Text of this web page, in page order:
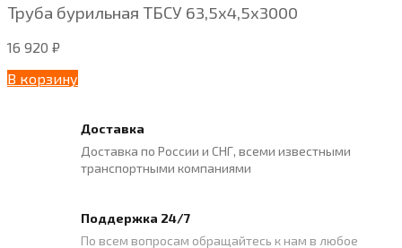
Труба бурильная ТБСУ 63,5х4,5х3000
16 920 ₽
В корзину
Доставка
Доставка по России и СНГ, всеми известными
транспортными компаниями
Поддержка 24/7
По всем вопросам обращайтесь к нам в любое